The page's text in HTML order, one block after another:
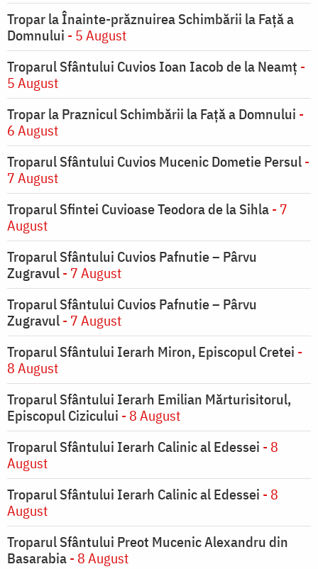
Tropar la Înainte-prăznuirea Schimbării la Faţă a
Domnului - 5 August
Troparul Sfântului Cuvios Ioan Iacob de la Neamț -
5 August
Tropar la Praznicul Schimbării la Faţă a Domnului -
6 August
Troparul Sfântului Cuvios Mucenic Dometie Persul-
7 August
Troparul Sfintei Cuvioase Teodora de la Sihla- 7
August
Troparul Sfântului Cuvios Pafnutie – Pârvu
Zugravul- 7 August
Troparul Sfântului Cuvios Pafnutie – Pârvu
Zugravul- 7 August
Troparul Sfântului Ierarh Miron, Episcopul Cretei -
8 August
Troparul Sfântului Ierarh Emilian Mărturisitorul,
Episcopul Cizicului - 8 August
Troparul Sfântului Ierarh Calinic al Edessei - 8
August
Troparul Sfântului Ierarh Calinic al Edessei - 8
August
Troparul Sfântului Preot Mucenic Alexandru din
Basarabia- 8 August